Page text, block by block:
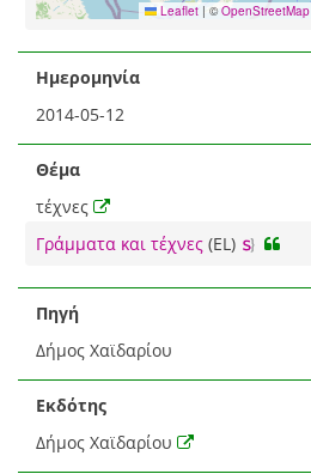
Leaflet | ©OpenStreetMap
Ημερομηνία
2014-05-12
Θέμα
τέχνες
Γράμματα και τέχνες (EL)
Πηγή
Δήμος Χαϊδαρίου
Εκδότης
Δήμος Χαϊδαρίου